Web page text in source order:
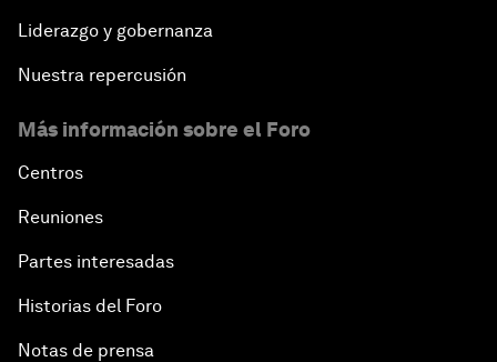
Liderazgo y gobernanza
Nuestra repercusión
Más información sobre el Foro
Centros
Reuniones
Partes interesadas
Historias del Foro
Notas de prensa